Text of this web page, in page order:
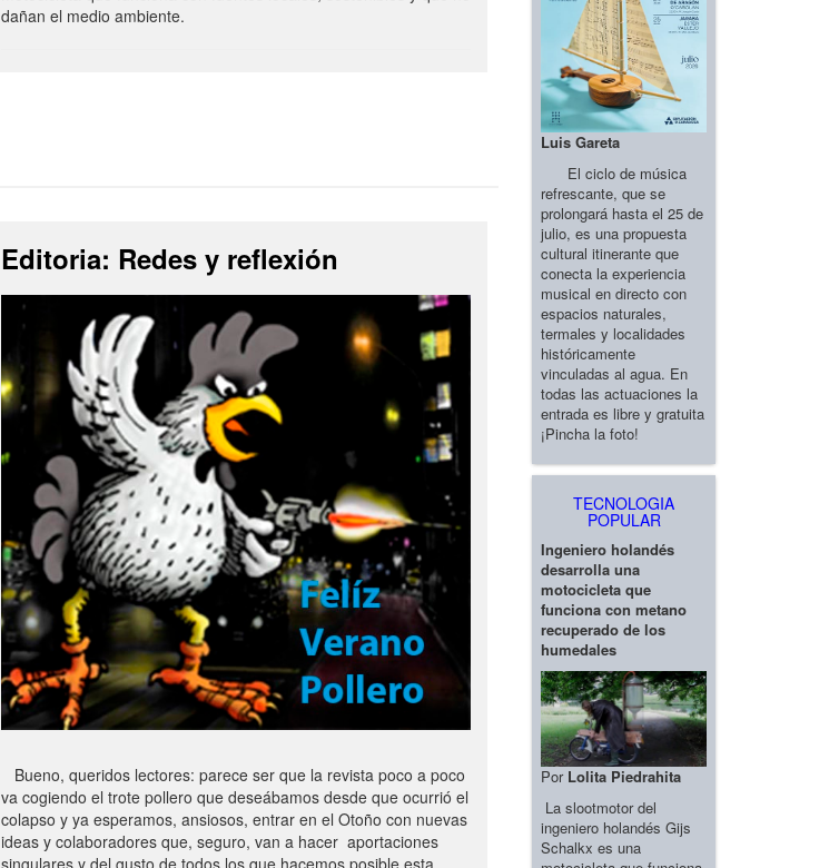
dañan el medio ambiente.
Editoria: Redes y reflexión
Bueno, queridos lectores: parece ser que la revista poco a poco
va cogiendo el trote pollero que deseábamos desde que ocurrió el
colapso y ya esperamos, ansiosos, entrar en el Otoño con nuevas
ideas y colaboradores que, seguro, van a hacer aportaciones
Luis Gareta
El ciclo de música
refrescante, que se
prolongará hasta el 25 de
julio, es una propuesta
cultural itinerante que
conecta la experiencia
musical en directo con
espacios naturales,
termales y localidades
históricamente
vinculadas al agua. En
todas las actuaciones la
entrada es libre y gratuita
¡Pincha la foto!
TECNOLOGIA
POPULAR
Ingeniero holandés
desarrolla una
motocicleta que
funciona con metano
recuperado de los
humedales
Por Lolita Piedrahita
La slootmotor del
ingeniero holandés Gijs
Schalkx es una